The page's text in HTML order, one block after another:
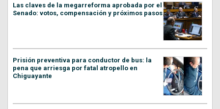
Las claves de la megarreforma aprobada por el
Senado: votos, compensación y próximos pasos
Prisión preventiva para conductor de bus: la
pena que arriesga por fatal atropello en
Chiguayante